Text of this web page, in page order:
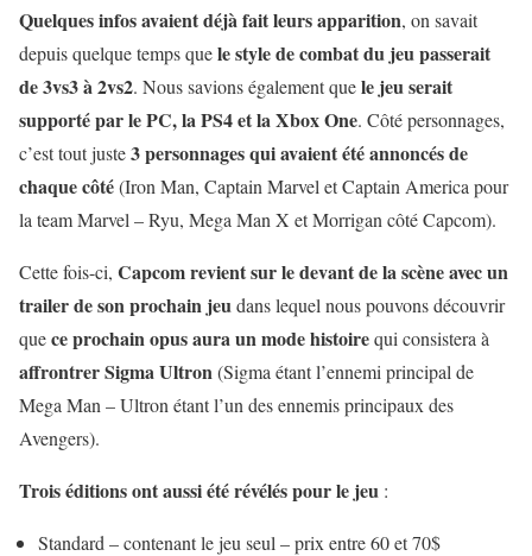
Quelques infos avaient déjà fait leurs apparition, on savait
depuis quelque temps quele style de combat du jeu passerait
de 3vs3 à 2vs2. Nous savions également quele jeu serait
supporté par le PC, la PS4 et la Xbox One. Côté personnages,
c’est tout juste3 personnages qui avaient été annoncés de
chaque côté(Iron Man, Captain Marvel et Captain America pour
la team Marvel – Ryu, Mega Man X et Morrigan côté Capcom).
Cette fois-ci, Capcom revient sur le devant de la scène avec un
trailer de son prochain jeu dans lequel nous pouvons découvrir
quece prochain opus aura un mode histoirequi consistera à
affrontrer Sigma Ultron (Sigma étant l’ennemi principal de
Mega Man – Ultron étant l’un des ennemis principaux des
Avengers).
Trois éditions ont aussi été révélés pour le jeu :
Standard – contenant le jeu seul – prix entre 60 et 70$